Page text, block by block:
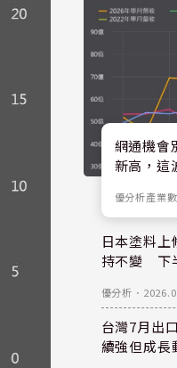
網通機會
新高，這
優分析產業
日本塗料
持不變 下
優分析 ．
台灣7月出
續強但成長